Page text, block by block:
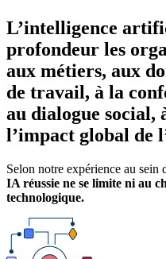
L’intelligence
profondeur les
aux métiers, aux
de travail, à la
au dialogue social,
l’impact global de
Selon notre expérience au sein
IA réussie ne se limite ni au
technologique.